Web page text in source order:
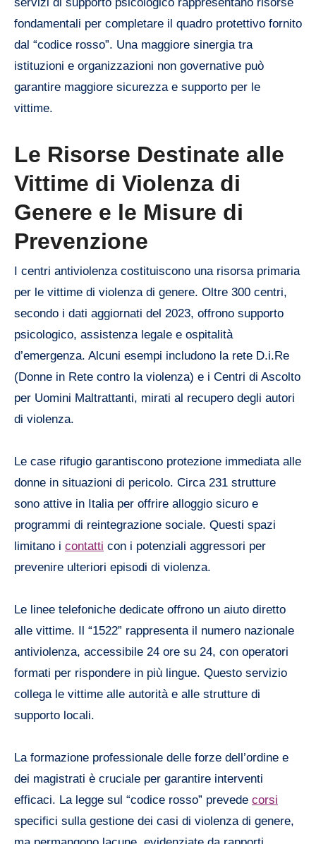
servizi di supporto psicologico rappresentano risorse
fondamentali per completare il quadro protettivo fornito
dal “codice rosso”. Una maggiore sinergia tra
istituzioni e organizzazioni non governative può
garantire maggiore sicurezza e supporto per le
vittime.
Le Risorse Destinate alle
Vittime di Violenza di
Genere e le Misure di
Prevenzione
I centri antiviolenza costituiscono una risorsa primaria
per le vittime di violenza di genere. Oltre 300 centri,
secondo i dati aggiornati del 2023, offrono supporto
psicologico, assistenza legale e ospitalità
d’emergenza. Alcuni esempi includono la rete D.i.Re
(Donne in Rete contro la violenza) e i Centri di Ascolto
per Uomini Maltrattanti, mirati al recupero degli autori
di violenza.
Le case rifugio garantiscono protezione immediata alle
donne in situazioni di pericolo. Circa 231 strutture
sono attive in Italia per offrire alloggio sicuro e
programmi di reintegrazione sociale. Questi spazi
limitano i contatti con i potenziali aggressori per
prevenire ulteriori episodi di violenza.
Le linee telefoniche dedicate offrono un aiuto diretto
alle vittime. Il “1522” rappresenta il numero nazionale
antiviolenza, accessibile 24 ore su 24, con operatori
formati per rispondere in più lingue. Questo servizio
collega le vittime alle autorità e alle strutture di
supporto locali.
La formazione professionale delle forze dell’ordine e
dei magistrati è cruciale per garantire interventi
efficaci. La legge sul “codice rosso” prevede corsi
specifici sulla gestione dei casi di violenza di genere,